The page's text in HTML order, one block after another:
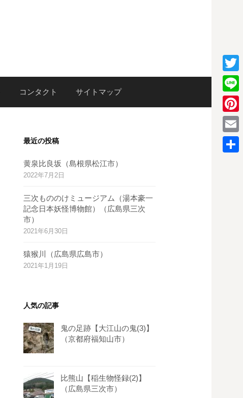
コンタクト サイトマップ
最近の投稿
黄泉比良坂（島根県松江市）
2022年7月2日
三次もののけミュージアム（湯本豪一
記念日本妖怪博物館）（広島県三次
市）
2021年6月30日
猿猴川（広島県広島市）
2021年1月19日
人気の記事
鬼の足跡【大江山の鬼(3)】
（京都府福知山市）
比熊山【稲生物怪録(2)】
（広島県三次市）
T
w
i
L
i
n
e
P
i
n
E